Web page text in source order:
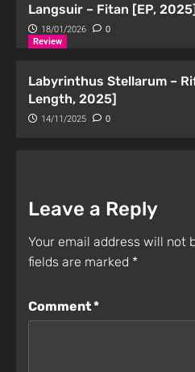
Langsuir – Fitan [EP,
18/01/2026 0
Review
Labyrinthus Stellarum –
Length, 2025]
14/11/2025 0
Leave a Reply
Your email address will not
fields are marked *
Comment*